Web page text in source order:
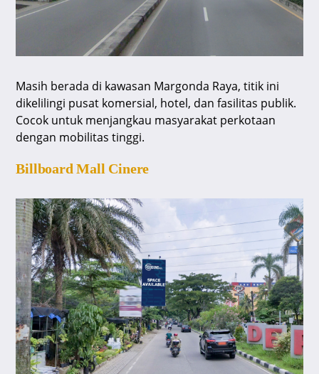
Masih berada di kawasan Margonda Raya, titik ini
dikelilingi pusat komersial, hotel, dan fasilitas publik.
Cocok untuk menjangkau masyarakat perkotaan
dengan mobilitas tinggi.
Billboard Mall Cinere